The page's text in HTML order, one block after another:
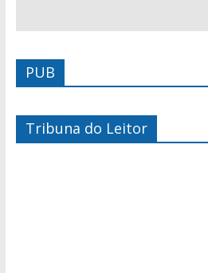
PUB
Tribuna do Leitor